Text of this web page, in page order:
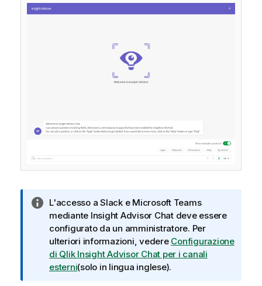
N
o
t
a
i
n
L'accesso a Slack e Microsoft Teams
mediante Insight Advisor Chatdeve essere
configurato da un amministratore. Per
ulteriori informazioni, vedere Configurazione
di Qlik Insight Advisor Chat per i canali
esterni(solo in lingua inglese).